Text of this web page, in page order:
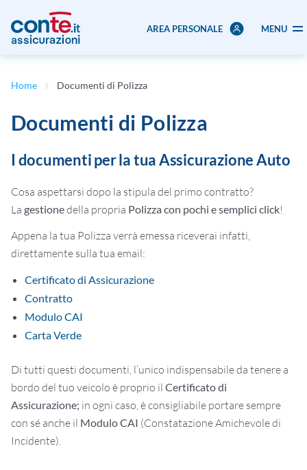
AREA PERSONALE MENU
Home Documenti di Polizza
Documenti di Polizza
I documenti per la tua Assicurazione Auto
Cosa aspettarsi dopo la stipula del primo contratto?
La gestionedella propria Polizza con pochi e semplici click!
Appena la tua Polizza verrà emessa riceverai infatti,
direttamente sulla tua email:
Certificato di Assicurazione
Contratto
Modulo CAI
Carta Verde
Di tutti questi documenti, l’unico indispensabile da tenere a
bordo del tuo veicolo è proprio il Certificato di
Assicurazione; in ogni caso, è consigliabile portare sempre
con sé anche il Modulo CAI (Constatazione Amichevole di
Incidente).